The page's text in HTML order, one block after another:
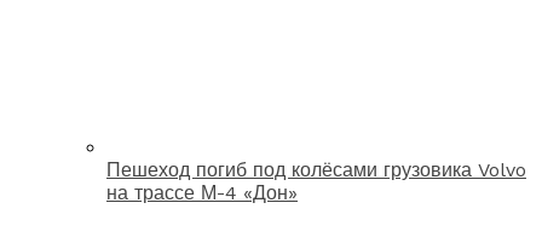
Пешеход погиб под колёсами грузовика Volvo
на трассе М-4 «Дон»